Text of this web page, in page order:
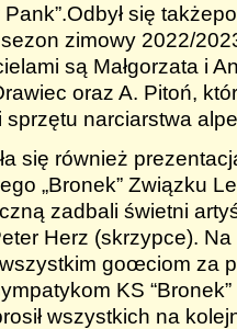
Odbył się także
zimowy 2022/
są Małgorzata i
oraz A. Pitoń,
sprzętu narciarstwa
się również
„Bronek” Związku
zadbali świetni
Herz (skrzypce).
goœciom za
KS
wszystkich na